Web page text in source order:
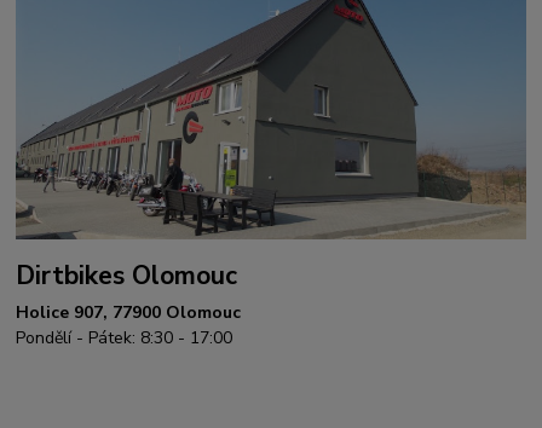
Dirtbikes Olomouc
Holice 907, 77900 Olomouc
Pondělí - Pátek: 8:30 - 17:00